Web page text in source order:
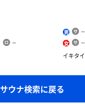
男
女
イキタイ
サウナ検索に戻る